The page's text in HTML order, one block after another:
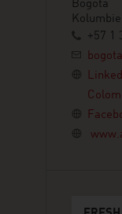
Bogotá
+57 1